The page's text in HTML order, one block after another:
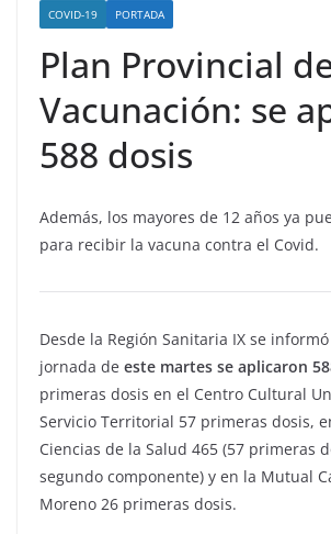
COVID-19 PORTADA
Plan Provincial
Vacunación: se
588 dosis
Además, los mayores de 12 años ya
para recibir la vacuna contra el Covid.
Desde la Región Sanitaria IX se
jornada de este martes se aplicaron
primeras dosis en el Centro Cultural
Servicio Territorial 57 primeras dosis,
Ciencias de la Salud 465 (57 primeras
segundo componente) y en la Mutual
Moreno 26 primeras dosis.